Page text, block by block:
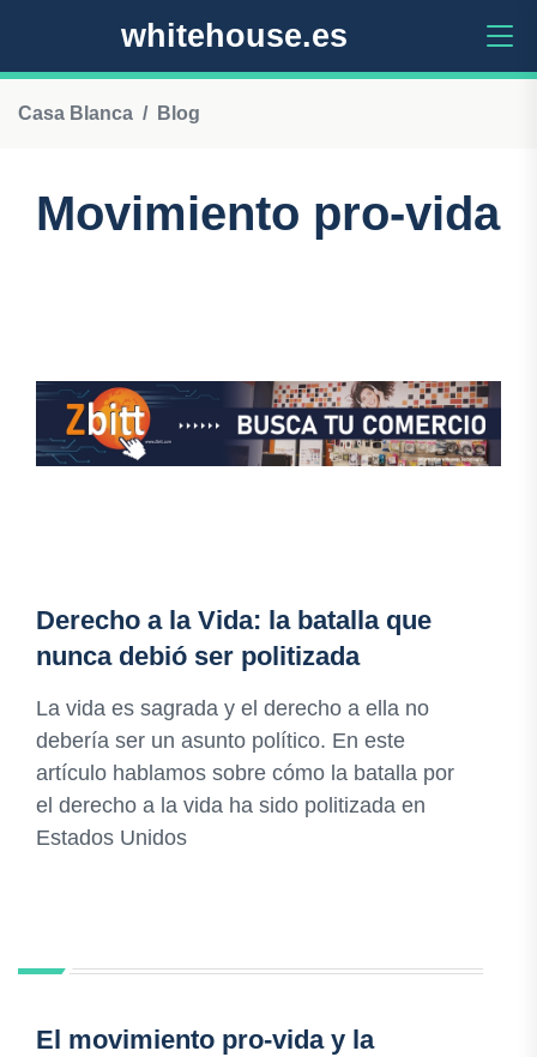
whitehouse.es
Casa Blanca Blog
Movimiento pro-vida
Derecho a la Vida: la batalla que
nunca debió ser politizada
La vida es sagrada y el derecho a ella no
debería ser un asunto político. En este
artículo hablamos sobre cómo la batalla por
el derecho a la vida ha sido politizada en
Estados Unidos
El movimiento pro-vida y la